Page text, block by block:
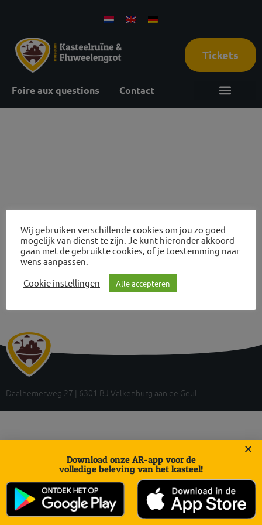
Tickets
Foire aux questions Contact
Avis sur les ruines et visites des grottes
Daalhemerweg 27 | 6301 BJ Valkenburg aan de Geul
Wij gebruiken verschillende cookies om jou zo goed
mogelijk van dienst te zijn. Je kunt hieronder akkoord
gaan met de gebruikte cookies, of je toestemming naar
wens aanpassen.
Cookie instellingen
Alle accepteren
Download onze AR-app voor de
volledige beleving van het kasteel!